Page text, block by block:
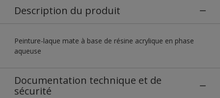
Description du produit
Peinture-laque mate à base de résine acrylique en phase
aqueuse
Documentation technique et de
sécurité